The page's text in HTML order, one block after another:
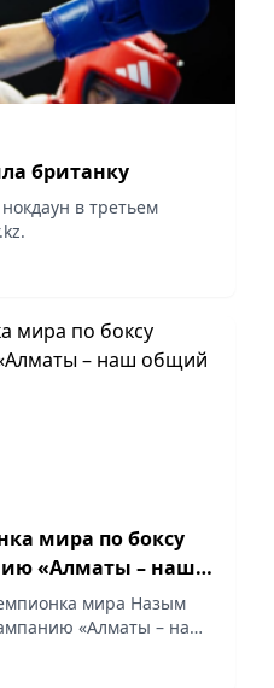
британку
в третьем
мира по боксу
«Алматы – наш
мира Назым
«Алматы – наш
чистоты –